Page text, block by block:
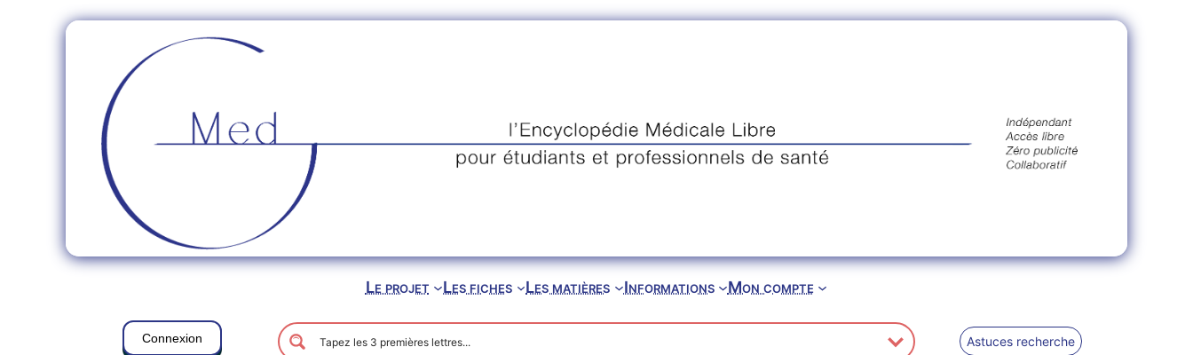
Le projet Les fiches Les matières Informations Mon compte
Connexion Astuces recherche